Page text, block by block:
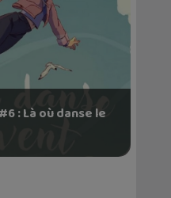
: Là où danse le